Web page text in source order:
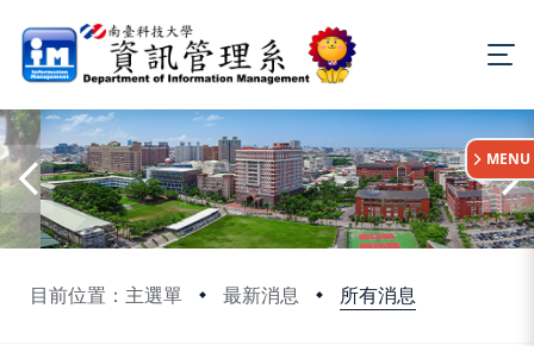
目前位置：主選單 最新消息 所有消息
:::
MENU